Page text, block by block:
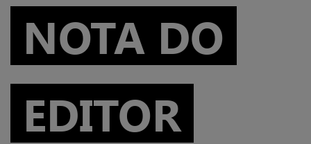
NOTA DO
EDITOR